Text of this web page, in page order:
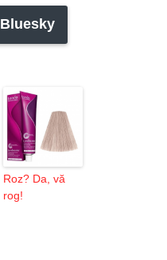
Bluesky
Roz? Da, vă
rog!